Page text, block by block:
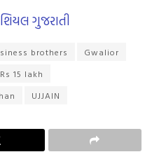
ગુજરાતી
brothers
Gwalior
Rs 15 lakh
UJJAIN